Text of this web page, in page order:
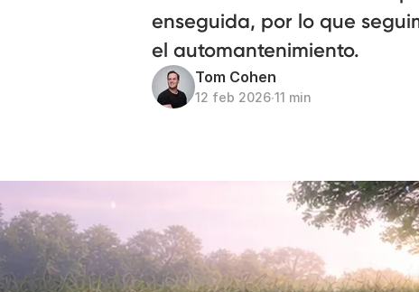
enseguida, por lo que
el automantenimiento.
Tom Cohen
12 feb 2026∙11 min